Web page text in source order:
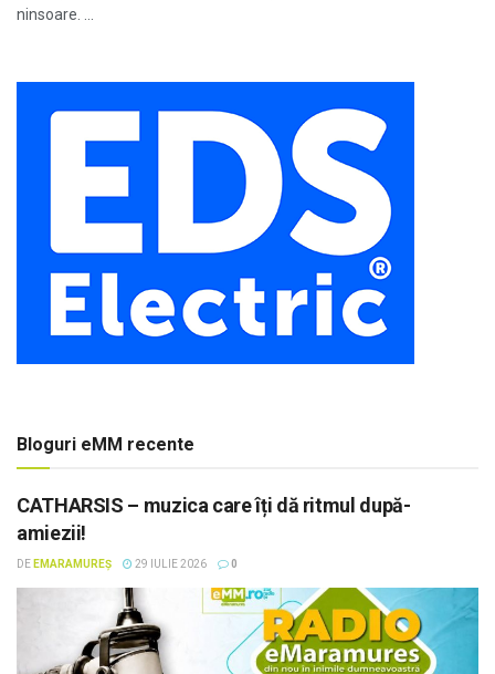
ninsoare. ...
Bloguri eMM recente
CATHARSIS – muzica care îți dă ritmul după-
amiezii!
DE EMARAMUREȘ 29 IULIE 2026 0